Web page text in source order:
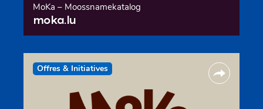
MoKa – Moossnamekatalog
moka.lu
Offres & Initiatives